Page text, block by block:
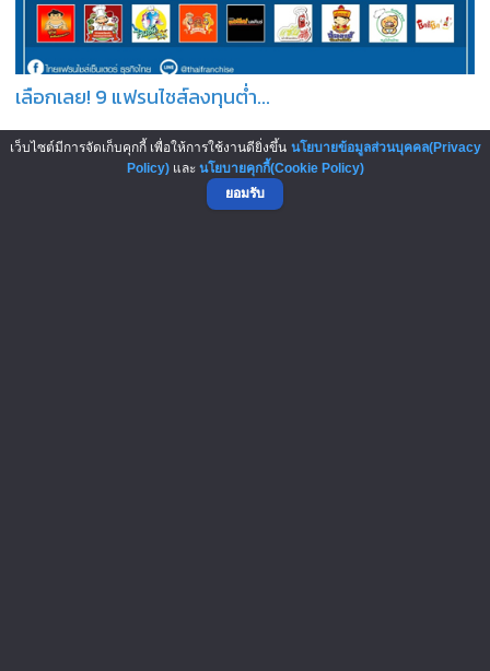
เลือกเลย! 9 แฟรนไชส์ลงทุนต่ำ...
เว็บไซต์มีการจัดเก็บคุกกี้ เพื่อให้การใช้งานดียิ่งขึ้น นโยบายข้อมูลส่วนบุคคล(Privacy
Policy)และ นโยบายคุกกี้(Cookie Policy)
ยอมรับ